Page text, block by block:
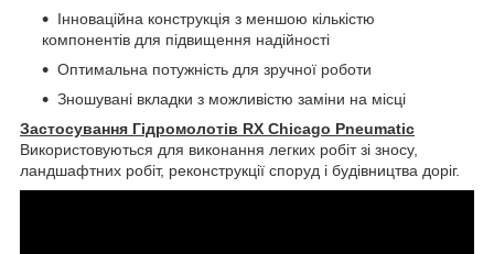
Інноваційна конструкція з меншою кількістю
компонентів для підвищення надійності
Оптимальна потужність для зручної роботи
Зношувані вкладки з можливістю заміни на місці
Застосування Гідромолотів RX Chicago Pneumatic
Використовуються для виконання легких робіт зі зносу,
ландшафтних робіт, реконструкції споруд і будівництва доріг.